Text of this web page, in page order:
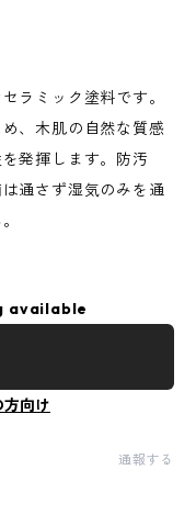
ラミック塗料です。
、木肌の自然な質感
発揮します。防汚
通さず湿気のみを通
available
方向け
通報する